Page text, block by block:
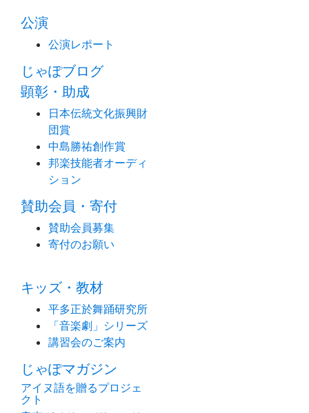
公演
公演レポート
じゃぽブログ
顕彰・助成
日本伝統文化振興財
団賞
中島勝祐創作賞
邦楽技能者オーディ
ション
賛助会員・寄付
賛助会員募集
寄付のお願い
キッズ・教材
平多正於舞踊研究所
「音楽劇」シリーズ
講習会のご案内
じゃぽマガジン
アイヌ語を贈るプロジェ
クト